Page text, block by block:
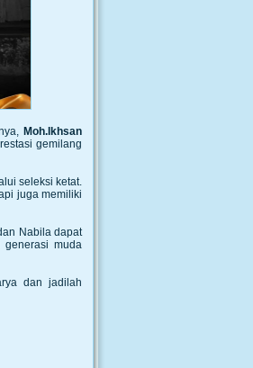
Moh.Ikhsan
gemilang
seleksi ketat.
juga memiliki
Nabila dapat
generasi muda
dan jadilah